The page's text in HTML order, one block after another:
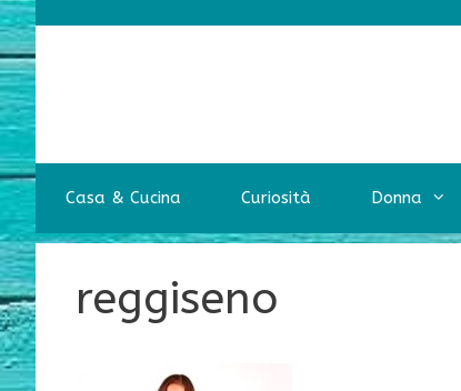
Vai
al
contenuto
Casa & Cucina Curiosità Donna
reggiseno